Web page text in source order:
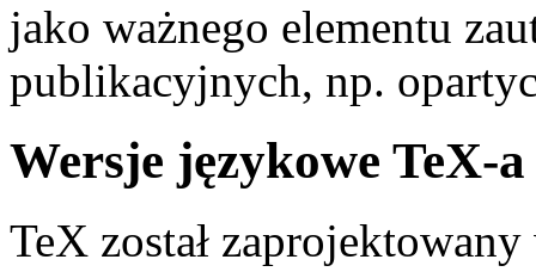
jako ważnego elementu
publikacyjnych, np.
Wersje językowe TeX-a
TeX został